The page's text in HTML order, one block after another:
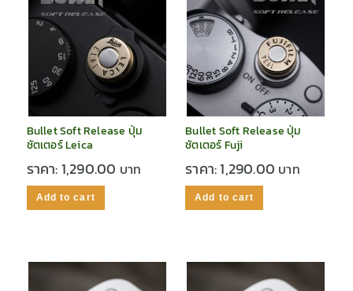
Bullet Soft Release ปุ่ม
ชัตเตอร์ Leica
ราคา:1,290.00
Add to cart
Bullet Soft Release ปุ่ม
ชัตเตอร์ Fuji
ราคา:1,290.00
Add to cart